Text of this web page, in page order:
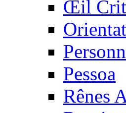
Œil
Pessoa
Rênes